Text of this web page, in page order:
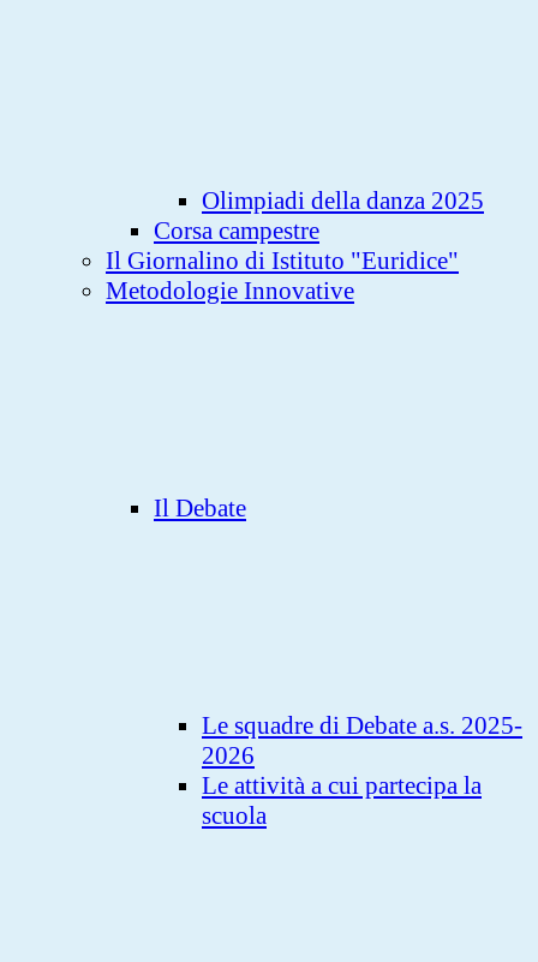
Olimpiadi della danza 2025
Corsa campestre
Il Giornalino di Istituto "Euridice"
Metodologie Innovative
Il Debate
Le squadre di Debate a.s. 2025-
2026
Le attività a cui partecipa la
scuola